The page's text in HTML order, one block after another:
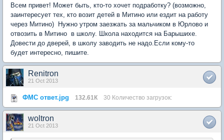
Всем привет! Может быть, кто-то хочет подработку? (возможно,
заинтересует тех, кто возит детей в Митино или ездит на работу
через Митино) Нужно утром заезжать за мальчиком в Юрлово и
отвозить в Митино в школу. Школа находится на Барышихе.
Довести до дверей, в школу заводить не надо.Если кому-то
будет интересно, пишите.
Renitron
21 Oct 2013
ФМС ответ.jpg 132.61К 30 Количество загрузок:
woltron
21 Oct 2013